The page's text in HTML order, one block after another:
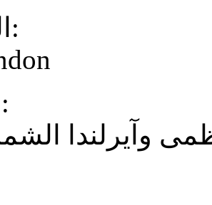
المكان:
الدولة:
وآيرلندا